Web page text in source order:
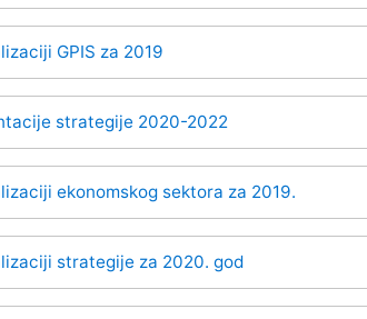
GPIS za 2019
strategije 2020-2022
ekonomskog sektora za 2019.
strategije za 2020. god